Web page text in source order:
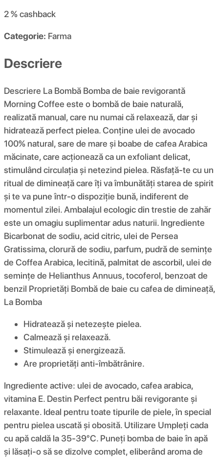
2 %cashback
Categorie: Farma
Descriere
Descriere La Bombă Bomba de baie revigorantă
Morning Coffee este o bombă de baie naturală,
realizată manual, care nu numai că relaxează, dar și
hidratează perfect pielea. Conține ulei de avocado
100% natural, sare de mare și boabe de cafea Arabica
măcinate, care acționează ca un exfoliant delicat,
stimulând circulația și netezind pielea. Răsfață-te cu un
ritual de dimineață care îți va îmbunătăți starea de spirit
și te va pune într-o dispoziție bună, indiferent de
momentul zilei. Ambalajul ecologic din trestie de zahăr
este un omagiu suplimentar adus naturii. Ingrediente
Bicarbonat de sodiu, acid citric, ulei de Persea
Gratissima, clorură de sodiu, parfum, pudră de semințe
de Coffea Arabica, lecitină, palmitat de ascorbil, ulei de
semințe de Helianthus Annuus, tocoferol, benzoat de
benzil Proprietăți Bombă de baie cu cafea de dimineață,
La Bomba
Hidratează și netezește pielea.
Calmează și relaxează.
Stimulează și energizează.
Are proprietăți anti-îmbătrânire.
Ingrediente active: ulei de avocado, cafea arabica,
vitamina E. Destin Perfect pentru băi revigorante și
relaxante. Ideal pentru toate tipurile de piele, în special
pentru pielea uscată și obosită. Utilizare Umpleți cada
cu apă caldă la 35-39°C. Puneți bomba de baie în apă
și lăsați-o să se dizolve complet, eliberând aroma de